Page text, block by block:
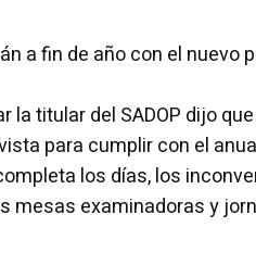
a fin de año con el nuevo
la titular del SADOP dijo
para cumplir con el
los días, los
mesas examinadoras y